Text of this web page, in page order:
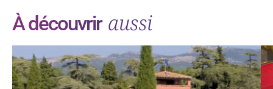
À découvrir aussi